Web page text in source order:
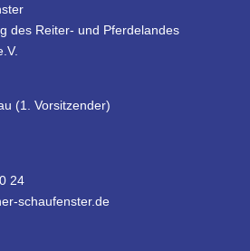
des Reiter- und Pferdelandes
(1. Vorsitzender)
24
schaufenster.de